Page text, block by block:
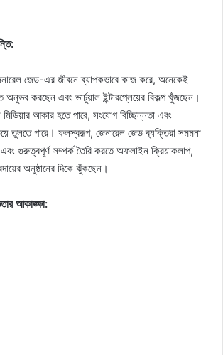
জেড-এর জীবনে ব্যাপকভাবে কাজ করে, অনেকেই
অনুভব করছেন এবং ভার্চুয়াল ইন্টারপ্লেয়ের বিকল্প খুঁজছেন।
আকার হতে পারে, সংযোগ বিচ্ছিন্নতা এবং
তুলতে পারে। ফলস্বরূপ, জেনারেল জেড ব্যক্তিরা সমমনা
এবং গুরুত্বপূর্ণ সম্পর্ক তৈরি করতে অফলাইন ক্রিয়াকলাপ,
অনুষ্ঠানের দিকে ঝুঁকছেন।
আকাঙ্ক্ষা: